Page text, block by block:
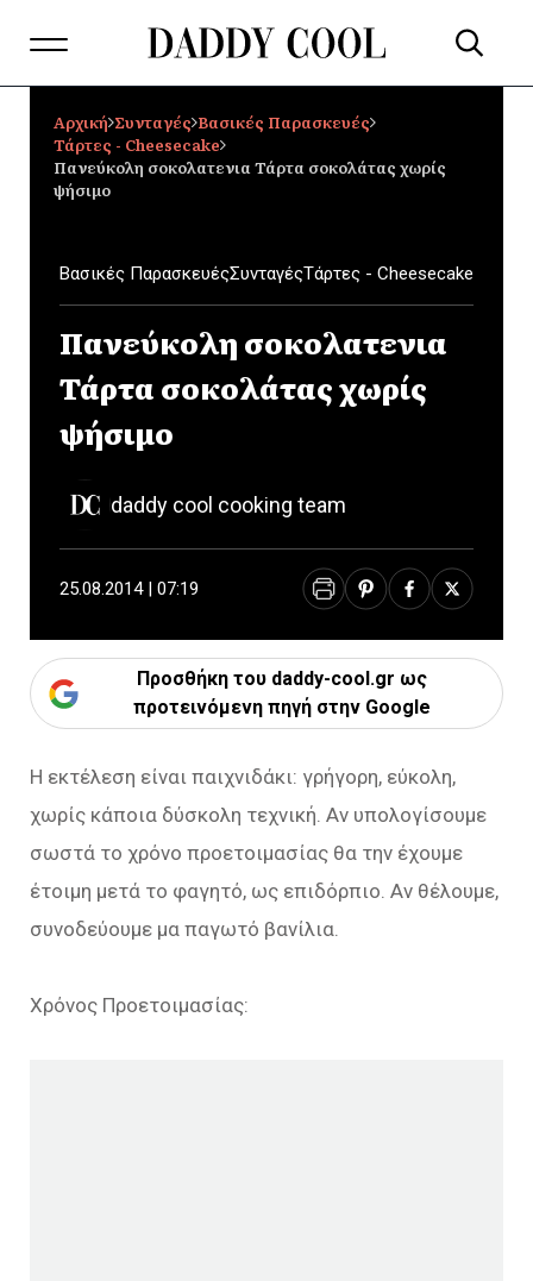
Αρχική Συνταγές Βασικές Παρασκευές
Τάρτες - Cheesecake
Πανεύκολη σοκολατενια Τάρτα σοκολάτας χωρίς
ψήσιμο
Βασικές ΠαρασκευέςΣυνταγέςΤάρτες - Cheesecake
Πανεύκολη σοκολατενια
Τάρτα σοκολάτας χωρίς
ψήσιμο
daddy cool cooking team
25.08.2014 | 07:19
Προσθήκη του daddy-cool.gr ως
προτεινόμενη πηγή στην Google
Η εκτέλεση είναι παιχνιδάκι: γρήγορη, εύκολη,
χωρίς κάποια δύσκολη τεχνική. Αν υπολογίσουμε
σωστά το χρόνο προετοιμασίας θα την έχουμε
έτοιμη μετά το φαγητό, ως επιδόρπιο. Αν θέλουμε,
συνοδεύουμε μα παγωτό βανίλια.
Χρόνος Προετοιμασίας: